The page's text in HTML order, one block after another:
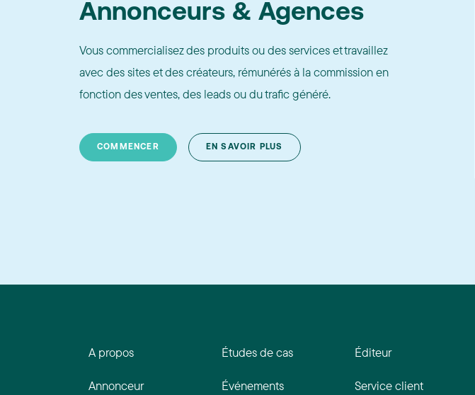
Annonceurs & Agences
Vous commercialisez des produits ou des services et travaillez
avec des sites et des créateurs, rémunérés à la commission en
fonction des ventes, des leads ou du trafic généré.
COMMENCER EN SAVOIR PLUS
A propos
Annonceur
Études de cas
Événements
Éditeur
Service client